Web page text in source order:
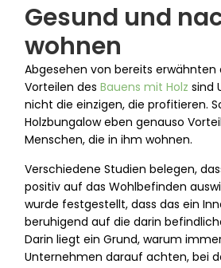
Gesund und
wohnen
Abgesehen von bereits erwähnten
Vorteilen desBauens mit Holz sind
nicht die einzigen, die profitieren.
Holzbungalow eben genauso
Menschen, die in ihm wohnen.
Verschiedene Studien belegen,
positiv auf das Wohlbefinden
wurde festgestellt, dass das ein
beruhigend auf die darin
Darin liegt ein Grund, warum
Unternehmen darauf achten, bei